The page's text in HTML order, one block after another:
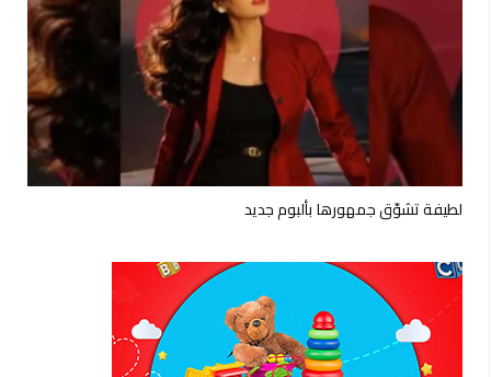
لطيفة تشوّق جمهورها بألبوم جديد